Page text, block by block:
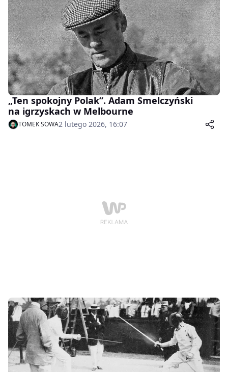
„Ten spokojny Polak”. Adam Smelczyński
na igrzyskach w Melbourne
TOMEK SOWA2 lutego 2026, 16:07